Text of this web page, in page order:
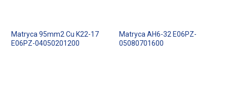
Matryca 95mm2 Cu K22-17
E06PZ-04050201200
Matryca AH6-32 E06PZ-
05080701600